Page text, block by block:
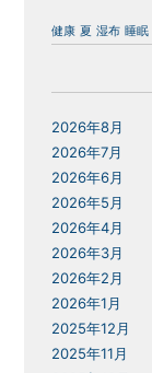
健康 夏 湿布 睡眠
2026年8月
2026年7月
2026年6月
2026年5月
2026年4月
2026年3月
2026年2月
2026年1月
2025年12月
2025年11月